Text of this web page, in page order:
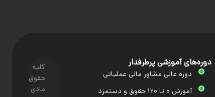
دوره‌های آموزشی پرطرفدار
دوره عالی مشاور مالی عملیاتی
آموزش ۰ تا ۱۲۰ حقوق و دستمزد
کلیه
حقوق
مادی